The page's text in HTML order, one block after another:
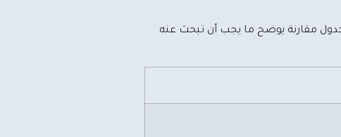
جدول مقارنة يوضح ما يجب أن تبحث عنه